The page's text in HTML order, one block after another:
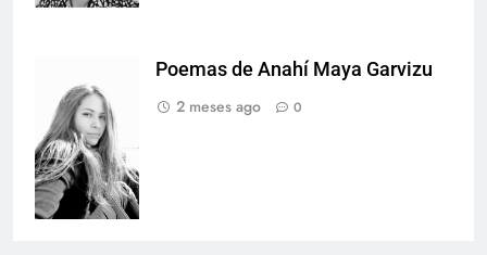
personal de la
autora.
Poemas de Anahí Maya Garvizu
2 meses ago
0